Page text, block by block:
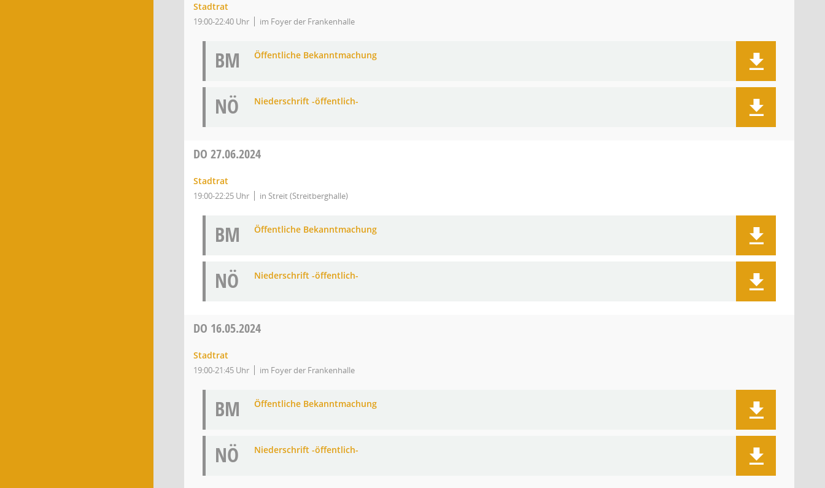
Stadtrat
19:00-22:40 Uhr im Foyer der Frankenhalle
BM Öffentliche Bekanntmachung
NÖ Niederschrift -öffentlich-
DO 27.06.2024
Stadtrat
19:00-22:25 Uhr in Streit (Streitberghalle)
BM Öffentliche Bekanntmachung
NÖ Niederschrift -öffentlich-
DO 16.05.2024
Stadtrat
19:00-21:45 Uhr im Foyer der Frankenhalle
BM Öffentliche Bekanntmachung
NÖ Niederschrift -öffentlich-